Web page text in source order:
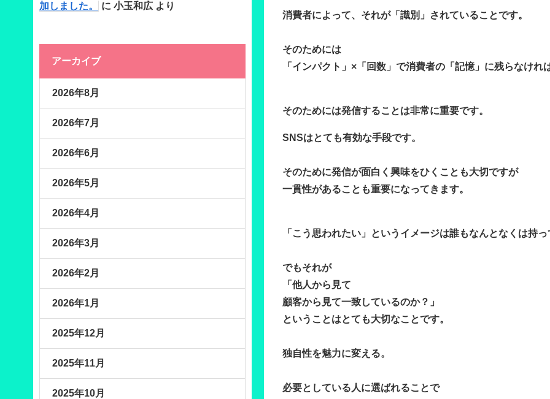
消費者によって、それが「識別」されていることです。
そのためには
「インパクト」×「回数」で消費者の「記憶」に残らなけれ
そのためには発信することは非常に重要です。
SNSはとても有効な手段です。
そのために発信が面白く興味をひくことも大切ですが
一貫性があることも重要になってきます。
「こう思われたい」というイメージは誰もなんとなくは持
でもそれが
「他人から見て
顧客から見て一致しているのか？」
ということはとても大切なことです。
独自性を魅力に変える。
必要としている人に選ばれることで
加しました。
に 小玉和広 より
アーカイブ
2026年8月
2026年7月
2026年6月
2026年5月
2026年4月
2026年3月
2026年2月
2026年1月
2025年12月
2025年11月
2025年10月